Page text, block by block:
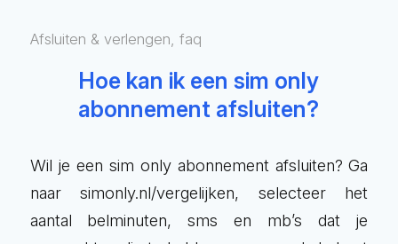
Afsluiten & verlengen, faq
Hoe kan ik een sim only
abonnement afsluiten?
Wil je een sim only abonnement afsluiten? Ga
naar simonly.nl/vergelijken, selecteer het
aantal belminuten, sms en mb’s dat je